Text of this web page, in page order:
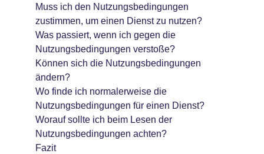
Muss ich den Nutzungsbedingungen
zustimmen, um einen Dienst zu nutzen?
Was passiert, wenn ich gegen die
Nutzungsbedingungen verstoße?
Können sich die Nutzungsbedingungen
ändern?
Wo finde ich normalerweise die
Nutzungsbedingungen für einen Dienst?
Worauf sollte ich beim Lesen der
Nutzungsbedingungen achten?
Fazit